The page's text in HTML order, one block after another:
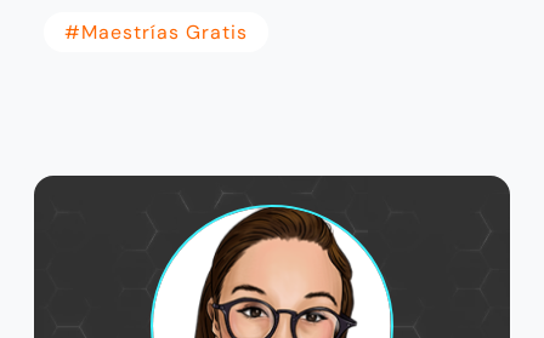
#maestrías Gratis